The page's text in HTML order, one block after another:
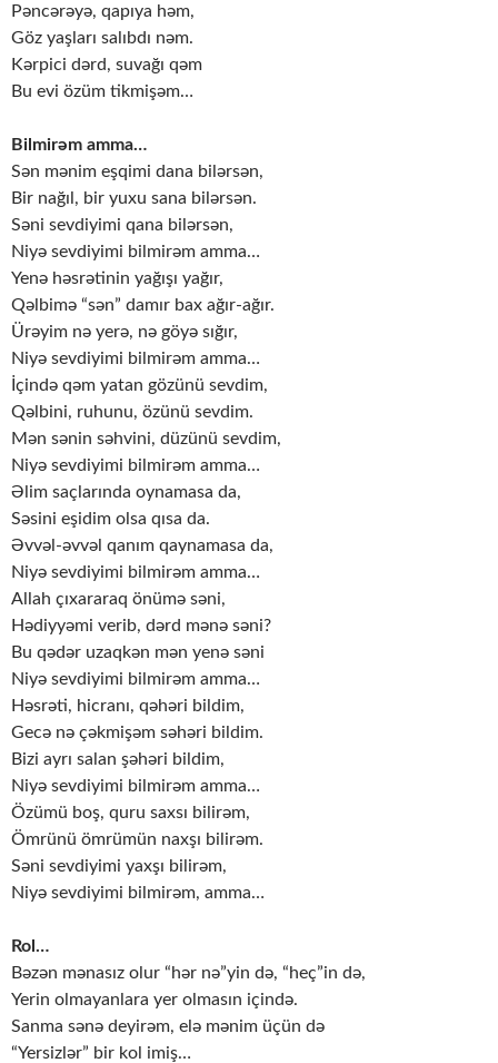
Pəncərəyə, qapıya həm,
Göz yaşları salıbdı nəm.
Kərpici dərd, suvağı qəm
Bu evi özüm tikmişəm…
Bilmirəm amma…
Sən mənim eşqimi dana bilərsən,
Bir nağıl, bir yuxu sana bilərsən.
Səni sevdiyimi qana bilərsən,
Niyə sevdiyimi bilmirəm amma…
Yenə həsrətinin yağışı yağır,
Qəlbimə “sən” damır bax ağır-ağır.
Ürəyim nə yerə, nə göyə sığır,
Niyə sevdiyimi bilmirəm amma…
İçində qəm yatan gözünü sevdim,
Qəlbini, ruhunu, özünü sevdim.
Mən sənin səhvini, düzünü sevdim,
Niyə sevdiyimi bilmirəm amma…
Əlim saçlarında oynamasa da,
Səsini eşidim olsa qısa da.
Əvvəl-əvvəl qanım qaynamasa da,
Niyə sevdiyimi bilmirəm amma…
Allah çıxararaq önümə səni,
Hədiyyəmi verib, dərd mənə səni?
Bu qədər uzaqkən mən yenə səni
Niyə sevdiyimi bilmirəm amma…
Həsrəti, hicranı, qəhəri bildim,
Gecə nə çəkmişəm səhəri bildim.
Bizi ayrı salan şəhəri bildim,
Niyə sevdiyimi bilmirəm amma…
Özümü boş, quru saxsı bilirəm,
Ömrünü ömrümün naxşı bilirəm.
Səni sevdiyimi yaxşı bilirəm,
Niyə sevdiyimi bilmirəm, amma…
Rol…
Bəzən mənasız olur “hər nə”yin də, “heç”in də,
Yerin olmayanlara yer olmasın içində.
Sanma sənə deyirəm, elə mənim üçün də
“Yersizlər” bir kol imiş…